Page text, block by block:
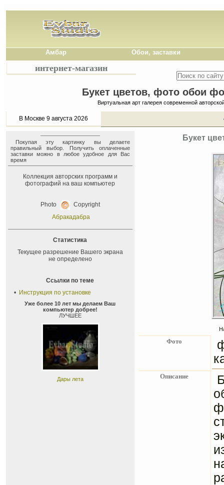
Амбар Обои, заставки
интернет-магазин
Букет цветов, фото обои
Виртуальная арт галерея современной
В Москве 9 августа 2026
Покупая эту картинку вы делаете
правильный выбор. Получить оплаченные
заставки можно в любое удобное для Вас
время
Коллекция авторских программ и
фотографий на ваш компьютер
Photo
Copyright
Абракадабра
Статистика
Текущее разрешение Вашего экрана
не определено
Ссылки по теме
• Инструкция по установке
Уже более 10 лет мы делаем Ваш
компьютер добрее!
ЛУЧШЕЕ
Дары лета
Букет
Фото
Описание